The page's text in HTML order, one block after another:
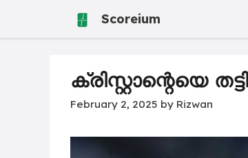
Scoreium
ക്രിസ്റ്റാന്റെയെ
February 2, 2025 by Rizwan